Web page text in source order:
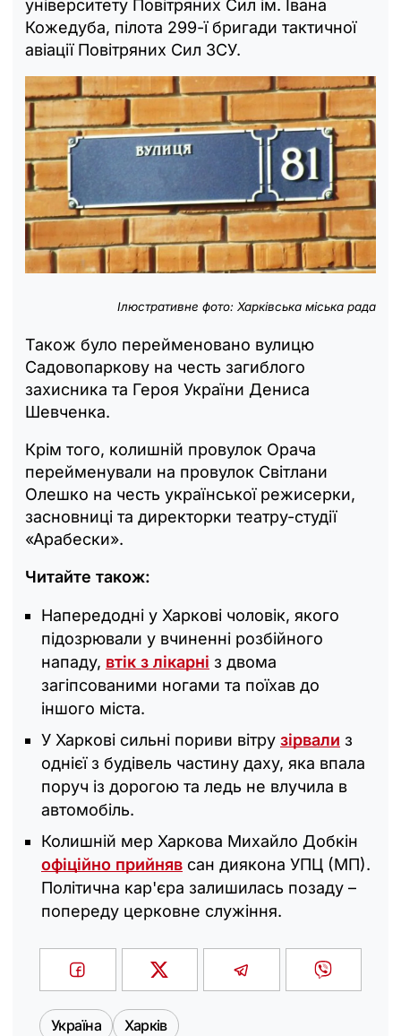
університету Повітряних Сил ім. Івана
Кожедуба, пілота 299-ї бригади тактичної
авіації Повітряних Сил ЗСУ.
Ілюстративне фото: Харківська міська рада
Також було перейменовано вулицю
Садовопаркову на честь загиблого
захисника та Героя України Дениса
Шевченка.
Крім того, колишній провулок Орача
перейменували на провулок Світлани
Олешко на честь української режисерки,
засновниці та директорки театру-студії
«Арабески».
Читайте також:
Напередодні у Харкові чоловік, якого
підозрювали у вчиненні розбійного
нападу, втік з лікарні з двома
загіпсованими ногами та поїхав до
іншого міста.
У Харкові сильні пориви вітру зірвали з
однієї з будівель частину даху, яка впала
поруч із дорогою та ледь не влучила в
автомобіль.
Колишній мер Харкова Михайло Добкін
офіційно прийняв сан диякона УПЦ (МП).
Політична кар'єра залишилась позаду –
попереду церковне служіння.
Україна Харків